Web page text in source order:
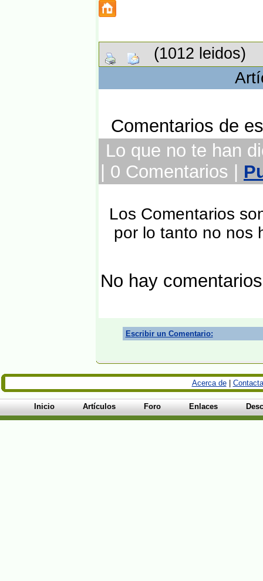
(1012 leidos)
Comentarios de
Lo que no te han
| 0 Comentarios |
Los Comentarios
por lo tanto no nos
No hay
Escribir un Comentario:
Acerca de|
Inicio Artículos Foro Enlaces